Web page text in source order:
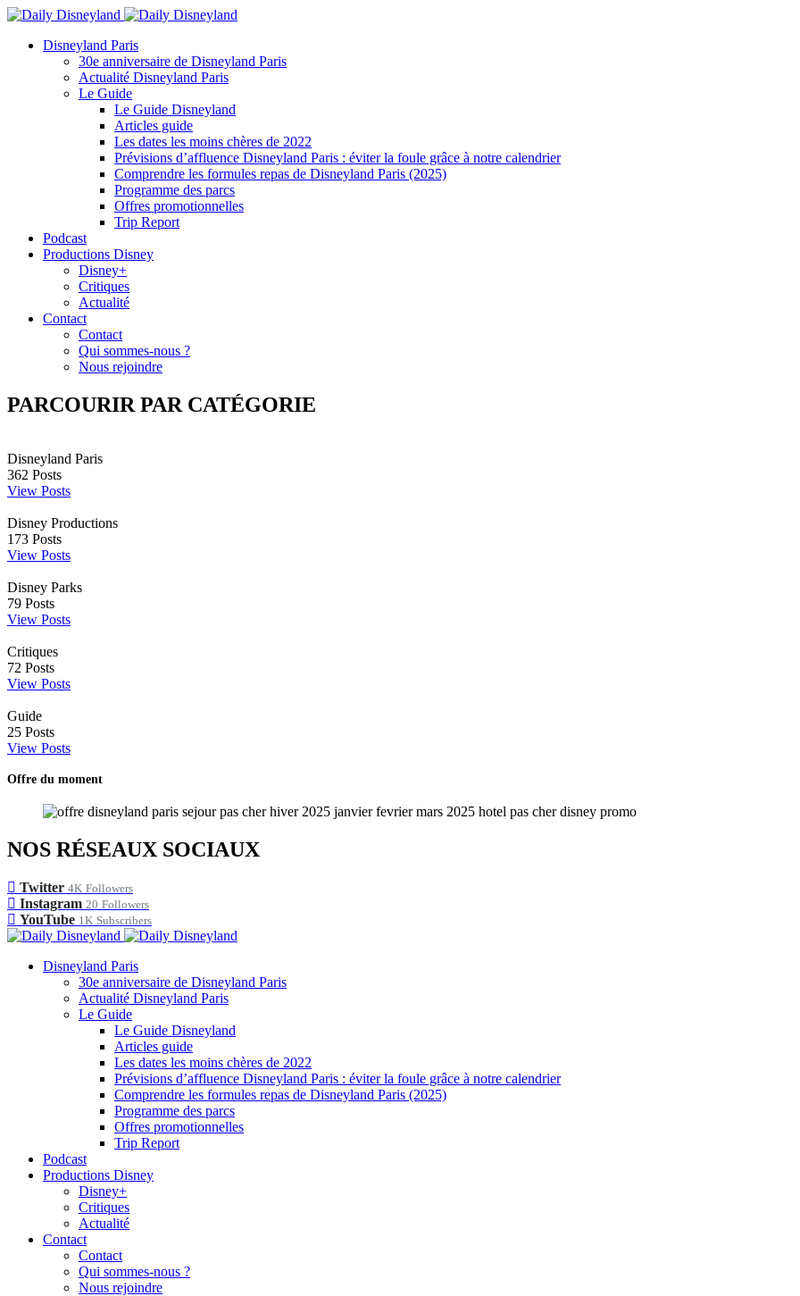
Disneyland Paris
30e anniversaire de Disneyland Paris
Actualité Disneyland Paris
Le Guide
Le Guide Disneyland
Articles guide
Les dates les moins chères de 2022
Prévisions d’affluence Disneyland Paris : éviter la foule grâce à notre calendrier
Comprendre les formules repas de Disneyland Paris (2025)
Programme des parcs
Offres promotionnelles
Trip Report
Podcast
Productions Disney
Disney+
Critiques
Actualité
Contact
Contact
Qui sommes-nous ?
Nous rejoindre
PARCOURIR PAR CATÉGORIE
Disneyland Paris
362 Posts
View Posts
Disney Productions
173 Posts
View Posts
Disney Parks
79 Posts
View Posts
Critiques
72 Posts
View Posts
Guide
25 Posts
View Posts
Offre du moment
NOS RÉSEAUX SOCIAUX
Twitter 4K Followers
Instagram 20 Followers
YouTube 1K Subscribers
Disneyland Paris
30e anniversaire de Disneyland Paris
Actualité Disneyland Paris
Le Guide
Le Guide Disneyland
Articles guide
Les dates les moins chères de 2022
Prévisions d’affluence Disneyland Paris : éviter la foule grâce à notre calendrier
Comprendre les formules repas de Disneyland Paris (2025)
Programme des parcs
Offres promotionnelles
Trip Report
Podcast
Productions Disney
Disney+
Critiques
Actualité
Contact
Contact
Qui sommes-nous ?
Nous rejoindre